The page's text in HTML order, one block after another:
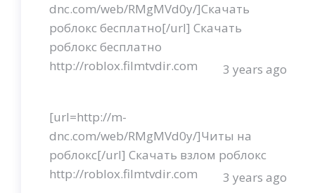
dnc.com/web/RMgMVd0y/]Скачать
роблокс бесплатно[/url] Скачать
роблокс бесплатно
http://roblox.filmtvdir.com
3 years ago
[url=http://m-
dnc.com/web/RMgMVd0y/]Читы на
роблокс[/url] Скачать взлом роблокс
http://roblox.filmtvdir.com
3 years ago